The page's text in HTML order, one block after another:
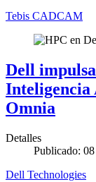
Tebis CADCAM
Dell
Omnia
Detalles
Publicado:
Dell Technologies